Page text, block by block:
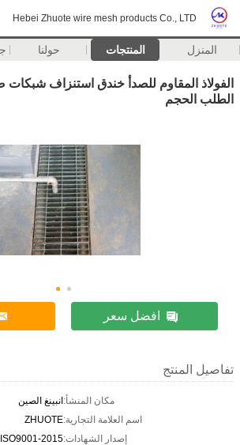
Hebei Zhuote wire mesh products Co., LTD
المنزل المنتجات حولنا
الفولاذ المقاوم للصدأ خندق استنزاف
الطلب الحجم
افضل سعر
تفاصيل المنتج
مكان المنشأ:انبينغ الصين
اسم العلامة التجارية:ZHUOTE
إصدار الشهادات:ISO9001-2015